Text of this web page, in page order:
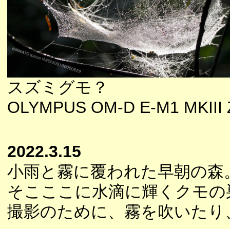
スズミグモ？
OLYMPUS OM-D E-M1
2022.3.15
小雨と霧に覆われた早朝の森
そこここに水滴に輝くクモの
撮影のために、霧を吹いた